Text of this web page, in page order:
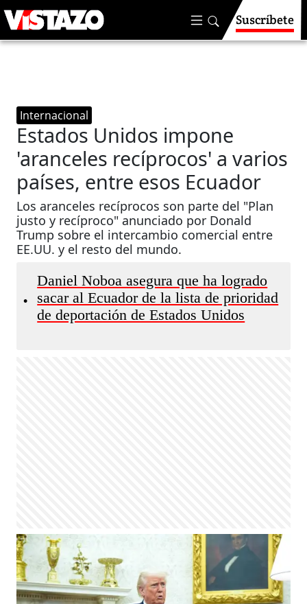
Suscríbete
Internacional
Estados Unidos impone
'aranceles recíprocos' a varios
países, entre esos Ecuador
Los aranceles recíprocos son parte del "Plan
justo y recíproco" anunciado por Donald
Trump sobre el intercambio comercial entre
EE.UU. y el resto del mundo.
•
Daniel Noboa asegura que ha logrado
sacar al Ecuador de la lista de prioridad
de deportación de Estados Unidos